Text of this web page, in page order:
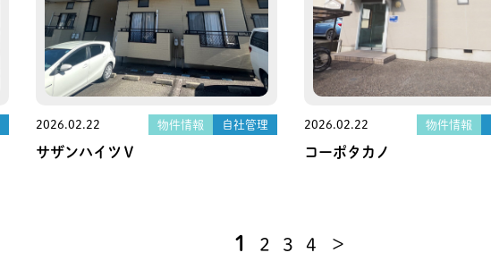
2026.02.22 物件情報 自社管理
サザンハイツⅤ
2026.02.22 物件情報
コーポタカノ
1 2 3 4 ＞